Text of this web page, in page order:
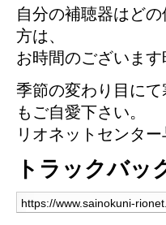
自分の補聴器はど
方は、
お時間のございます
季節の変わり目に
もご自愛下さい。
リオネットセンタ
トラックバッ